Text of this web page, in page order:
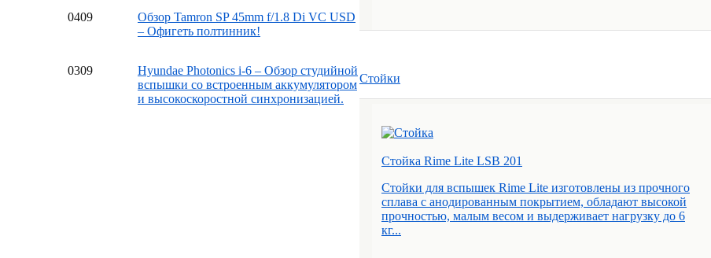
0409
Обзор Tamron SP 45mm f/1.8 Di VC USD
– Офигеть полтинник!
0309
Hyundae Photonics i-6 – Обзор студийной
вспышки со встроенным аккумулятором
и высокоскоростной синхронизацией.
Стойки
Стойка Rime Lite LSB 201
Стойки для вспышек Rime Lite изготовлены из прочного
сплава с анодированным покрытием, обладают высокой
прочностью, малым весом и выдерживает нагрузку до 6
кг...